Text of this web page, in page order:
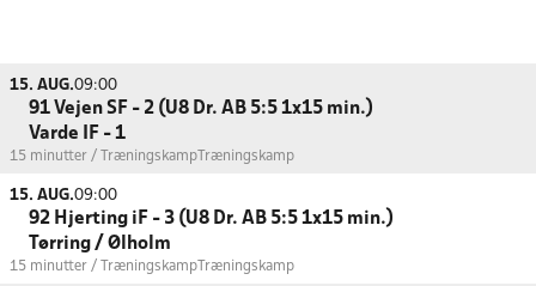
15. AUG.09:00
91 Vejen SF - 2 (U8 Dr. AB 5:5 1x15 min.)
Varde IF - 1
15 minutter / Træningskamp Træningskamp
15. AUG.09:00
92 Hjerting iF - 3 (U8 Dr. AB 5:5 1x15 min.)
Tørring / Ølholm
15 minutter / Træningskamp Træningskamp